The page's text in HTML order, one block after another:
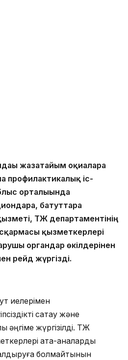
жазатайым оқиғаларға
профилактикалық іс-
орталығында
батуттарға
ТЖ департаментінің
қызметкерлері
органдар өкілдерінен
рейд жүргізді.
иелерімен
сақтау және
әңгіме жүргізілді. ТЖ
ата-аналарды
болмайтынын